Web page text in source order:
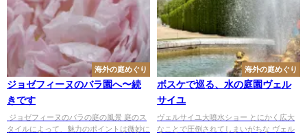
海外の庭めぐり
ジョゼフィーヌのバラ園へ〜続
きです
ジョゼフィーヌのバラの庭の風景 庭のス
タイルによって、魅力のポイントは微妙に
海外の庭めぐり
ボスケで巡る、水の庭園ヴェル
サイユ
ヴェルサイユ大噴水ショー とにかく広大
なことで圧倒されてしまいがちな ヴェル